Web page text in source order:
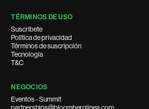
TÉRMINOS DE USO
Suscríbete
Política de privacidad
Términos de suscripción
Tecnología
T&C
NEGOCIOS
Eventos - Summit